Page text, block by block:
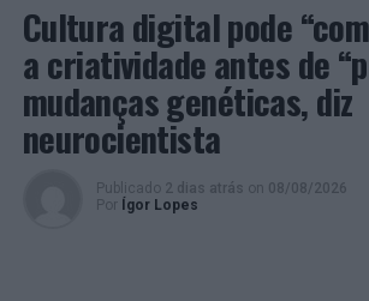
Cultura digital pode
a criatividade antes de
mudanças genéticas, diz
neurocientista
Publicado 2 dias atrás on 08/08/2026
Por
Ígor Lopes